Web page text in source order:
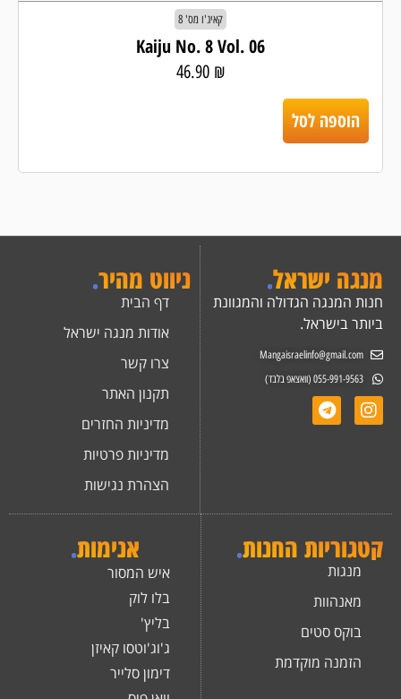
קאיג'ו מס' 8
Kaiju No. 8 Vol. 06
46.90 ₪
הוספה לסל
מנגה ישראל.
חנות המנגה הגדולה והמגוונת
ביותר בישראל.
Mangaisraelinfo@gmail.com
055-991-9563 (וואצאפ בלבד)
ניווט מהיר.
דף הבית
אודות מנגה ישראל
צרו קשר
תקנון האתר
מדיניות החזרים
מדיניות פרטיות
הצהרת נגישות
קטגוריות החנות.
מנגות
מאנהוות
בוקס סטים
הזמנה מוקדמת
אנימות.
איש המסור
בלו לוק
בליץ'
ג'וג'וטסו קאיזן
דימון סלייר